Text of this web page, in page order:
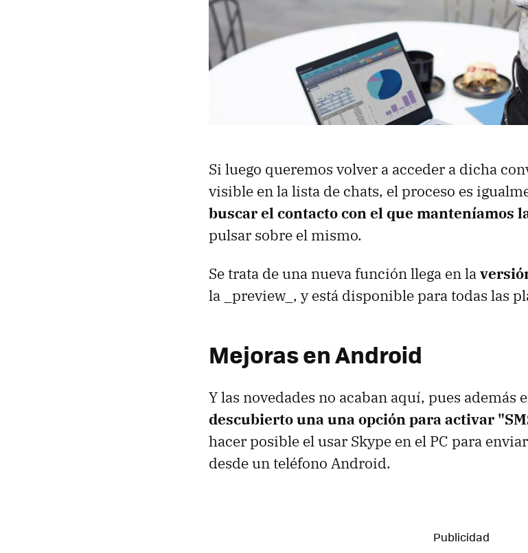
Si luego queremos volver a acceder a dicha
visible en la lista de chats, el proceso es
buscar el contacto con el que manteníamos
pulsar sobre el mismo.
Se trata de una nueva función llega en la
la _preview_, y está disponible para todas las
Mejoras en Android
Y las novedades no acaban aquí, pues además
descubierto una una opción para activar
hacer posible el usar Skype en el PC para
desde un teléfono Android.